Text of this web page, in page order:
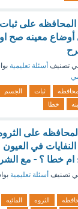
المحافظه على ثبات
معينه صح
تصنيف أسئلة تعليمية
ثبات
الجسم
خطا
على
النفايات في العيون
ام خطا ؟ - مع
تصنيف أسئلة تعليمية
الثروه
المائيه